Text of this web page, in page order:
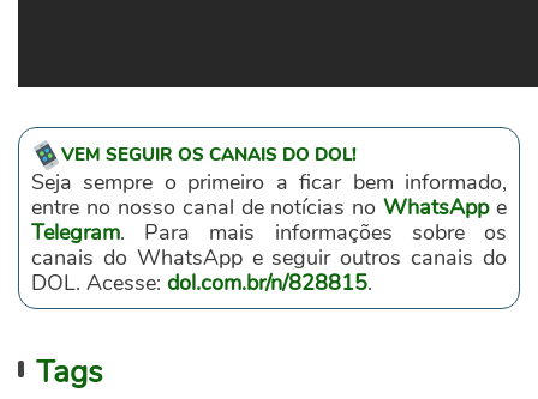
VEM SEGUIR OS CANAIS DO DOL!
Seja sempre o primeiro a ficar bem informado,
entre no nosso canal de notícias noWhatsAppe
Telegram. Para mais informações sobre os
canais do WhatsApp e seguir outros canais do
DOL. Acesse: dol.com.br/n/828815.
Tags